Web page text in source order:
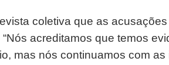
coletiva que as
acreditamos que temos
mas nós continuamos com